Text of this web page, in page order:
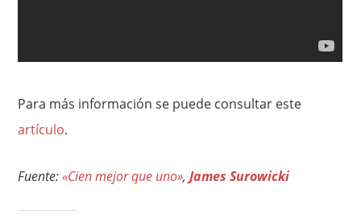
Para más información se puede consultar este
artículo.
Fuente:«Cien mejor que uno»,James Surowicki